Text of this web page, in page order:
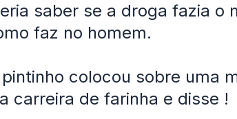
saber se a droga fazia o
faz no homem.
colocou sobre uma
carreira de farinha e disse !